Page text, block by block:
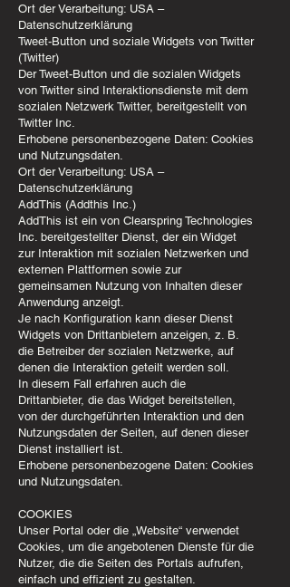
Ort der Verarbeitung: USA –
Datenschutzerklärung
Tweet-Button und soziale Widgets von Twitter
(Twitter)
Der Tweet-Button und die sozialen Widgets
von Twitter sind Interaktionsdienste mit dem
sozialen Netzwerk Twitter, bereitgestellt von
Twitter Inc.
Erhobene personenbezogene Daten: Cookies
und Nutzungsdaten.
Ort der Verarbeitung: USA –
Datenschutzerklärung
AddThis (Addthis Inc.)
AddThis ist ein von Clearspring Technologies
Inc. bereitgestellter Dienst, der ein Widget
zur Interaktion mit sozialen Netzwerken und
externen Plattformen sowie zur
gemeinsamen Nutzung von Inhalten dieser
Anwendung anzeigt.
Je nach Konfiguration kann dieser Dienst
Widgets von Drittanbietern anzeigen, z. B.
die Betreiber der sozialen Netzwerke, auf
denen die Interaktion geteilt werden soll.
In diesem Fall erfahren auch die
Drittanbieter, die das Widget bereitstellen,
von der durchgeführten Interaktion und den
Nutzungsdaten der Seiten, auf denen dieser
Dienst installiert ist.
Erhobene personenbezogene Daten: Cookies
und Nutzungsdaten.
COOKIES
Unser Portal oder die „Website“ verwendet
Cookies, um die angebotenen Dienste für die
Nutzer, die die Seiten des Portals aufrufen,
einfach und effizient zu gestalten.